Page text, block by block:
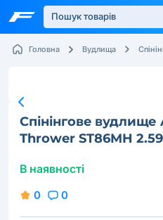
Головна Вудлища
Cпінінговe вудлище
Thrower ST86MH
В наявності
0 0